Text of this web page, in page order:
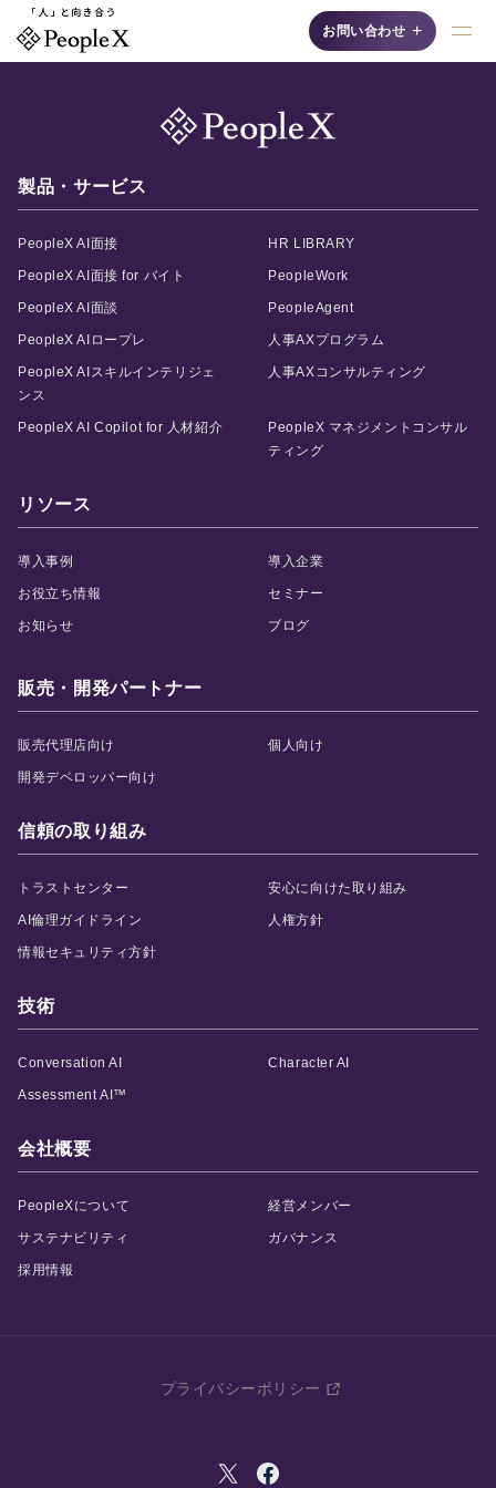
採用支援AIシリーズ
AI面接
自然な対話"で候補者の
魅力を最大限に引き出
活躍支援AIシリーズ
AIロープレ
営業・接客など様々な
時に評価と改善提案も
プレ」です。
"従業員の本音"をAIとの
AIスキルインテリ
AIとの対話を通じて、
個人の能力を多角的・
ルインテリジェンスシ
ステムです。
に評価する
スです。
お問い合わせ +
製品・サービス
PeopleX AI面接 HR LIBRARY
PeopleX AI面接 for バイト PeopleWork
PeopleX AI面談 PeopleAgent
PeopleX AIロープレ 人事AXプログラム
PeopleX AIスキルインテリジェ
ンス
人事AXコンサルティング
PeopleX AI Copilot for 人材紹介
PeopleX マネジメントコンサル
ティング
リソース
導入事例 導入企業
お役立ち情報 セミナー
お知らせ ブログ
販売・開発パートナー
販売代理店向け 個人向け
開発デベロッパー向け
信頼の取り組み
トラストセンター 安心に向けた取り組み
AI倫理ガイドライン 人権方針
情報セキュリティ方針
技術
Conversation AI Character AI
Assessment AI™
会社概要
PeopleXについて 経営メンバー
サステナビリティ ガバナンス
採用情報
プライバシーポリシー